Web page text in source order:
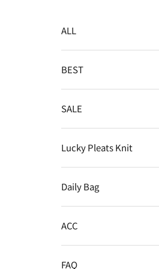
ALL
BEST
SALE
Lucky Pleats Knit
Daily Bag
ACC
FAQ